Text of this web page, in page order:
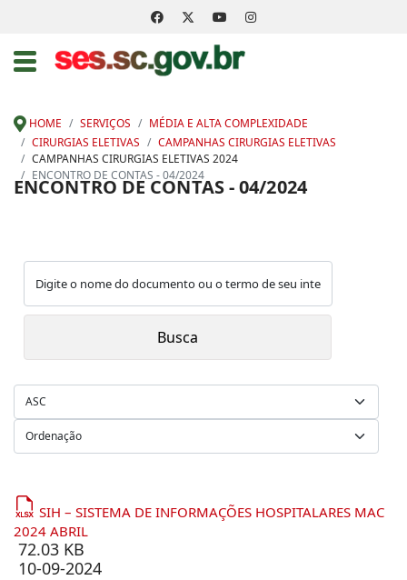
HOME SERVIÇOS
MÉDIA E ALTA COMPLEXIDADE
CIRURGIAS ELETIVAS
CAMPANHAS CIRURGIAS ELETIVAS
CAMPANHAS CIRURGIAS ELETIVAS 2024
ENCONTRO DE CONTAS - 04/2024
ENCONTRO DE CONTAS - 04/2024
SIH – SISTEMA DE INFORMAÇÕES HOSPITALARES MAC
2024 ABRIL
72.03 KB
10-09-2024